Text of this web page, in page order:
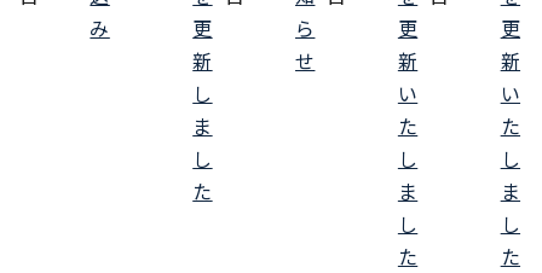
み
更
新
し
ま
し
た
ら
せ
更
新
い
た
し
ま
し
た
更
新
い
た
し
ま
し
た